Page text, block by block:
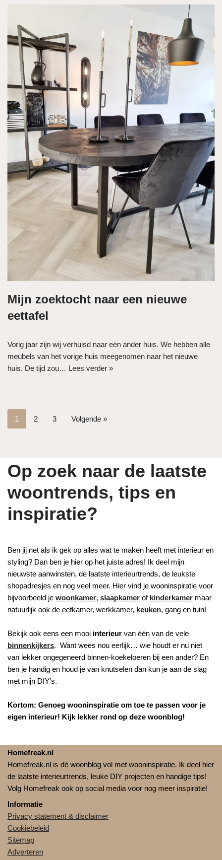
Mijn zoektocht naar een nieuwe
eettafel
Vorig jaar zijn wij verhuisd naar een ander huis. We hebben alle
meubels van het vorige huis meegenomen naar het nieuwe
huis. De tijd zou… Lees verder »
1 2 3 Volgende »
Op zoek naar de laatste
woontrends, tips en
inspiratie?
Ben jij net als ik gek op alles wat te maken heeft met interieur en
styling? Dan ben je hier op het juiste adres! Ik deel mijn
nieuwste aanwinsten, de laatste interieurtrends, de leukste
shopadresjes en nog veel meer. Hier vind je wooninspiratie voor
bijvoorbeeld je woonkamer, slaapkamer of kinderkamer maar
natuurlijk ook de eetkamer, werkkamer, keuken, gang en tuin!
Bekijk ook eens een mooi interieur van één van de vele
binnenkijkers. Want wees nou eerlijk… wie houdt er nu niet
van lekker ongegeneerd binnen-koekeloeren bij een ander? En
ben je handig en houd je van knutselen dan kun je aan de slag
met mijn DIY’s.
Kortom: Genoeg wooninspiratie om toe te passen voor je
eigen interieur! Kijk lekker rond op deze woonblog!
Homefreak.nl
Homefreak.nl is dé woonblog vol met wooninspiratie. Ik deel hier
de laatste interieurtrends, leuke DIY projecten en handige tips!
Volg Homefreak ook op social media voor nog meer inspiratie!
Informatie
Privacy statement & disclaimer
Cookiebeleid
Sitemap
Adverteren